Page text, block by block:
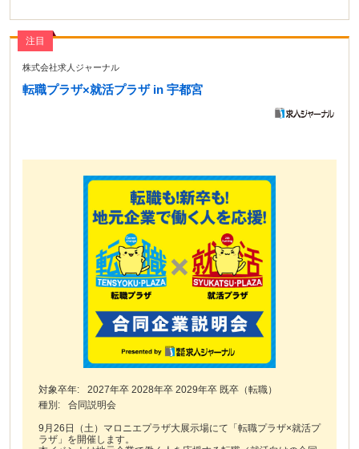
注目
株式会社求人ジャーナル
転職プラザ×就活プラザ in 宇都宮
対象卒年:
2027年卒 2028年卒 2029年卒 既卒（転職）
種別:
合同説明会
9月26日（土）マロニエプラザ大展示場にて「転職プラザ×就活プ
ラザ」を開催します。